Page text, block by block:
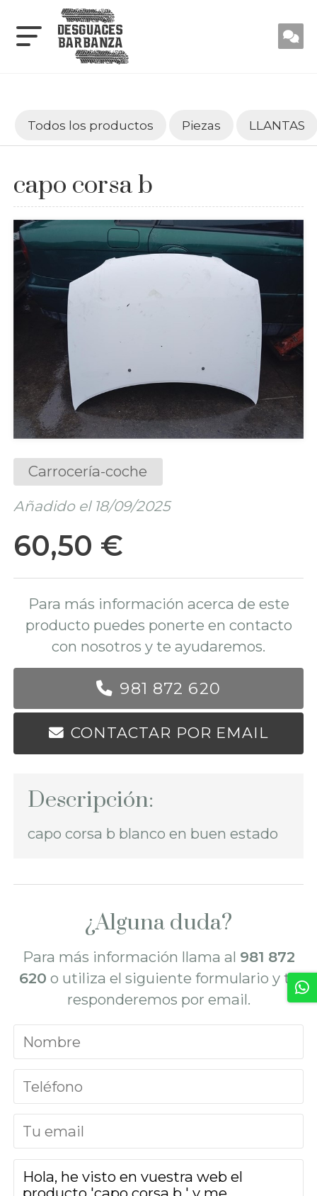
Todos los productos Piezas LLANTAS
capo corsa b
Carrocería-coche
Añadido el 18/09/2025
60,50 €
Para más información acerca de este
producto puedes ponerte en contacto
con nosotros y te ayudaremos.
981 872 620
CONTACTAR POR EMAIL
Descripción:
capo corsa b blanco en buen estado
¿Alguna duda?
Para más información llama al 981 872
620 o utiliza el siguiente formulario y te
responderemos por email.